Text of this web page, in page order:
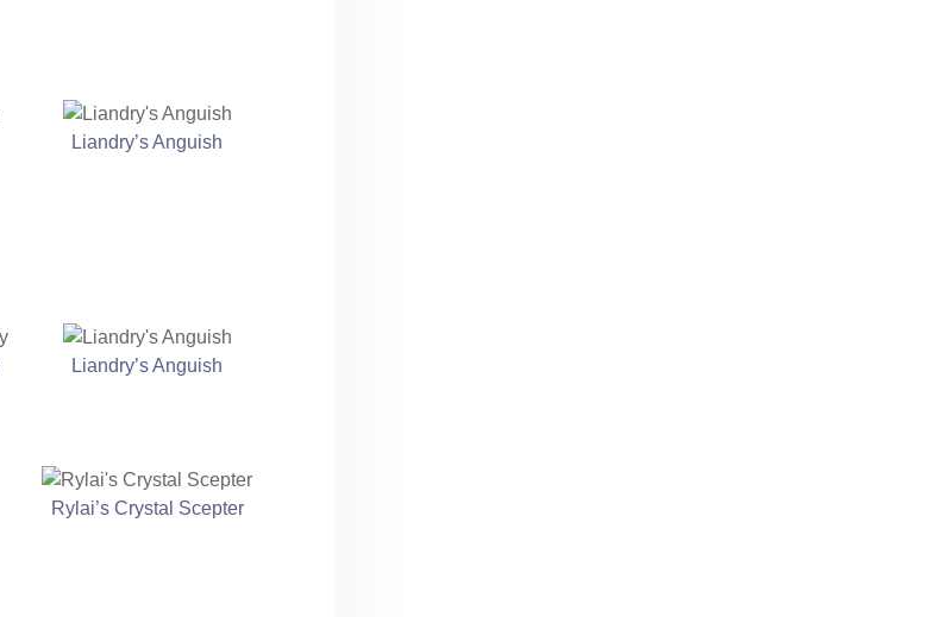
Liandry’s Anguish
Liandry’s Anguish
Rylai’s Crystal Scepter